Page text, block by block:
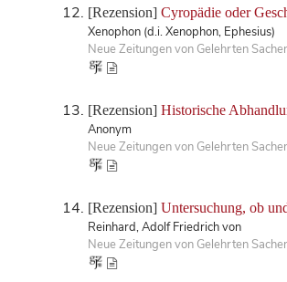
[Rezension] Cyropädie oder
Xenophon (d.i. Xenophon, Ephesius)
Neue Zeitungen von Gelehrten
[Rezension] Historische
Anonym
Neue Zeitungen von Gelehrten
[Rezension] Untersuchung, ob
Reinhard, Adolf Friedrich von
Neue Zeitungen von Gelehrten